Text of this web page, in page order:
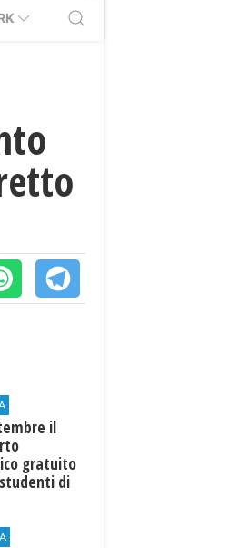
il
gratuito
di